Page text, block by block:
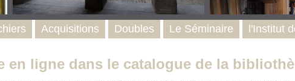
en ligne dans le catalogue de la
Acquisitions Doubles Le Séminaire l'Institut